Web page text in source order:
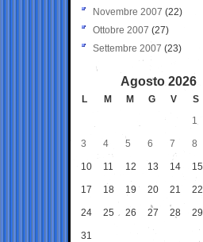
Novembre 2007 (22)
Ottobre 2007 (27)
Settembre 2007 (23)
Agosto 2026
L M M G V S
1
3 4 5 6 7 8
10 11 12 13 14 15
17 18 19 20 21 22
24 25 26 27 28 29
31